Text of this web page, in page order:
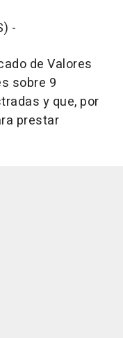
-
de Valores
sobre 9
y que, por
prestar